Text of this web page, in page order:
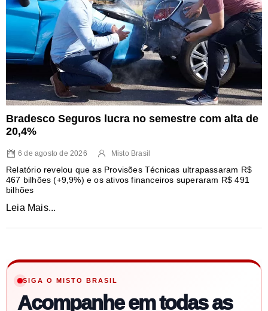
Bradesco Seguros lucra no semestre com alta de
20,4%
6 de agosto de 2026 Misto Brasil
Relatório revelou que as Provisões Técnicas ultrapassaram R$
467 bilhões (+9,9%) e os ativos financeiros superaram R$ 491
bilhões
Leia Mais...
SIGA O MISTO BRASIL
Acompanhe em todas as